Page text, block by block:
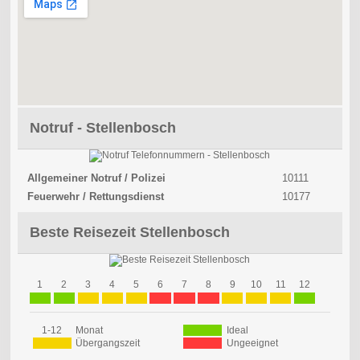
Notruf - Stellenbosch
Allgemeiner Notruf / Polizei
10111
Feuerwehr / Rettungsdienst
10177
Beste Reisezeit Stellenbosch
1 2 3 4 5 6 7 8 9 10 11 12
1-12 Monat
Ideal
Übergangszeit
Ungeeignet